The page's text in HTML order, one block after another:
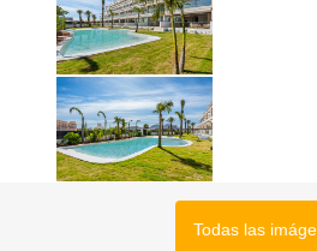
Todas las